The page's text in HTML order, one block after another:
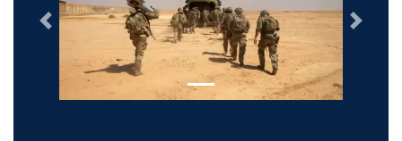
التالى السابق